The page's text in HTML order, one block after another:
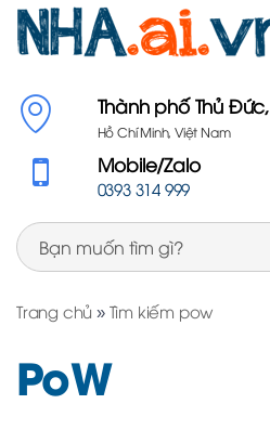
Thành phố Thủ Đức,
Hồ Chí Minh, Việt Nam
Mobile/Zalo
0393 314 999
Trang chủ » Tìm kiếm pow
PoW